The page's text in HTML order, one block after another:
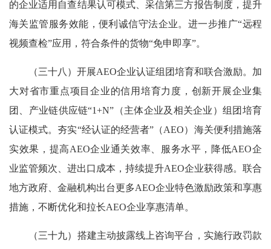
的企业适用自查结果认可模式、采信第三方报告制度，提升
海关监管服务效能，便利诚信守法企业。进一步推广“远程
视频查检”应用，符合条件的货物“免申即享”。
（三十八）开展AEO企业认证组团培育和联合激励。加
大对省市重点项目企业的信用培育力度，创新开展企业集
团、产业链供应链“1+N”（主体企业及相关企业）组团培育
认证模式。夯实“经认证的经营者”（AEO）海关便利措施落
实效果，提高AEO企业通关效率、服务水平，降低AEO企
业监管频次、进出口成本，持续提升AEO企业获得感。联合
地方政府、金融机构出台更多AEO企业特色激励政策和享惠
措施，不断优化和拉长AEO企业享惠清单。
（三十九）搭建主动披露线上咨询平台，实施行政罚款